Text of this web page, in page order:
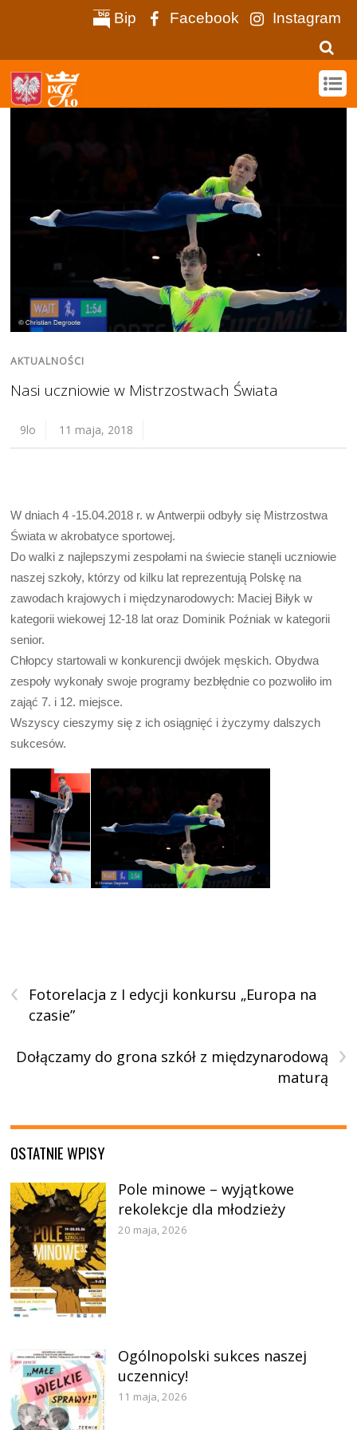
Bip Facebook Instagram
AKTUALNOŚCI
Nasi uczniowie w Mistrzostwach Świata
9lo 11 maja, 2018
W dniach 4 -15.04.2018 r. w Antwerpii odbyły się Mistrzostwa
Świata w akrobatyce sportowej.
Do walki z najlepszymi zespołami na świecie stanęli uczniowie
naszej szkoły, którzy od kilku lat reprezentują Polskę na
zawodach krajowych i międzynarodowych: Maciej Biłyk w
kategorii wiekowej 12-18 lat oraz Dominik Poźniak w kategorii
senior.
Chłopcy startowali w konkurencji dwójek męskich. Obydwa
zespoły wykonały swoje programy bezbłędnie co pozwoliło im
zająć 7. i 12. miejsce.
Wszyscy cieszymy się z ich osiągnięć i życzymy dalszych
sukcesów.
‹
Fotorelacja z I edycji konkursu „Europa na
czasie”
›
Dołączamy do grona szkół z międzynarodową
maturą
OSTATNIE WPISY
Pole minowe – wyjątkowe
rekolekcje dla młodzieży
20 maja, 2026
Ogólnopolski sukces naszej
uczennicy!
11 maja, 2026